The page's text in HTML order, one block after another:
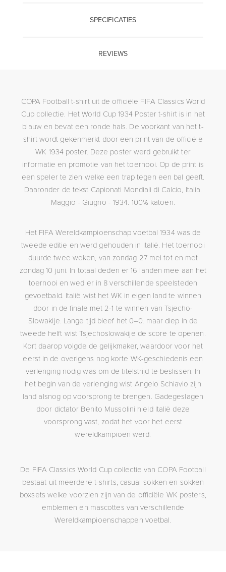
SPECIFICATIES
REVIEWS
COPA Football t-shirt uit de officiële FIFA Classics World
Cup collectie. Het World Cup 1934 Poster t-shirt is in het
blauw en bevat een ronde hals. De voorkant van het t-
shirt wordt gekenmerkt door een print van de officiële
WK 1934 poster. Deze poster werd gebruikt ter
informatie en promotie van het toernooi. Op de print is
een speler te zien welke een trap tegen een bal geeft.
Daaronder de tekst Capionati Mondiali di Calcio, Italia.
Maggio - Giugno - 1934. 100% katoen.
Het FIFA Wereldkampioenschap voetbal 1934 was de
tweede editie en werd gehouden in Italië. Het toernooi
duurde twee weken, van zondag 27 mei tot en met
zondag 10 juni. In totaal deden er 16 landen mee aan het
toernooi en wed er in 8 verschillende speelsteden
gevoetbald. Italië wist het WK in eigen land te winnen
door in de finale met 2-1 te winnen van Tsjecho-
Slowakije. Lange tijd bleef het 0–0, maar diep in de
tweede helft wist Tsjechoslowakije de score te openen.
Kort daarop volgde de gelijkmaker, waardoor voor het
eerst in de overigens nog korte WK-geschiedenis een
verlenging nodig was om de titelstrijd te beslissen. In
het begin van de verlenging wist Angelo Schiavio zijn
land alsnog op voorsprong te brengen. Gadegeslagen
door dictator Benito Mussolini hield Italië deze
voorsprong vast, zodat het voor het eerst
wereldkampioen werd.
De FIFA Classics World Cup collectie van COPA Football
bestaat uit meerdere t-shirts, casual sokken en sokken
boxsets welke voorzien zijn van de officiële WK posters,
emblemen en mascottes van verschillende
Wereldkampioenschappen voetbal.